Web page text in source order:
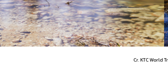
Cr. KTC World